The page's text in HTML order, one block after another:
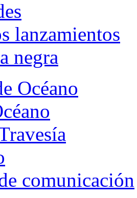
lanzamientos
negra
Océano
comunicación